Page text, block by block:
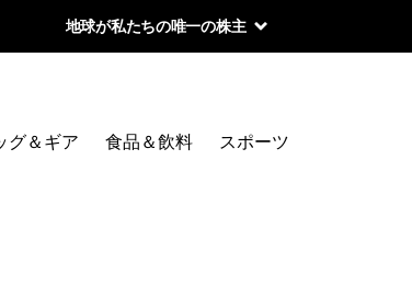
地球が私たちの唯一の株主
グ＆ギア 食品＆飲料 スポーツ